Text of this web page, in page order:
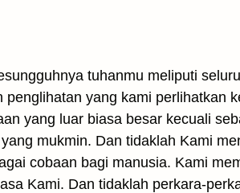
tuhanmu meliputi
yang kami perlihatkan
yang luar biasa besar kecuali
mukmin. Dan tidaklah Kami
cobaan bagi manusia. Kami
Kami. Dan tidaklah perkara-